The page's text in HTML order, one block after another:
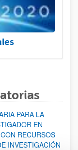
PARA LA
EN
RECURSOS
INVESTIGACIÓN